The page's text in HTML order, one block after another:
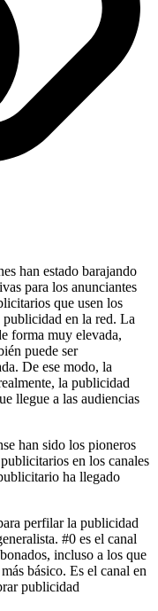
han estado barajando
para los anunciantes
que usen los
publicidad en la red. La
forma muy elevada,
puede ser
De ese modo, la
la publicidad
llegue a las audiencias
han sido los pioneros
en los canales
ha llegado
perfilar la publicidad
#0 es el canal
incluso a los que
básico. Es el canal en
publicidad